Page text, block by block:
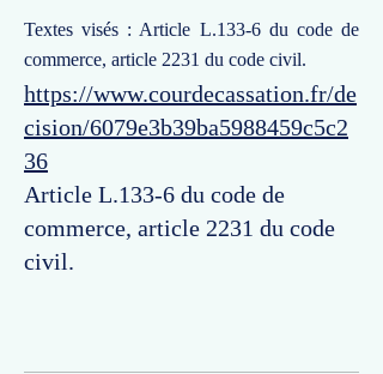
Textes visés : Article L.133-6 du code de
commerce, article 2231 du code civil.
https://www.courdecassation.fr/de
cision/6079e3b39ba5988459c5c2
36
Article L.133-6 du code de
commerce, article 2231 du code
civil.